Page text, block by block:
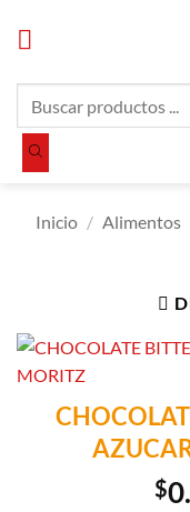
productos
Inicio / Alimentos
$